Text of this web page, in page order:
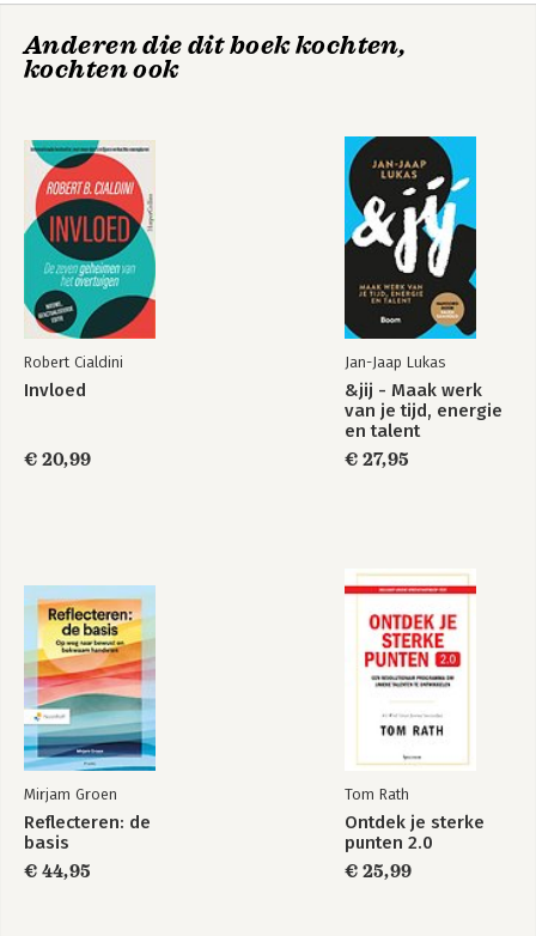
Anderen die dit boek kochten,
kochten ook
Robert Cialdini
Invloed
€ 20,99
Jan-Jaap Lukas
&jij - Maak werk
van je tijd, energie
en talent
€ 27,95
Mirjam Groen
Reflecteren: de
basis
€ 44,95
Tom Rath
Ontdek je sterke
punten 2.0
€ 25,99